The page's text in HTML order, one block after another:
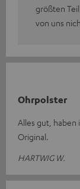
größten
von uns
Ohrpolster
Alles gut, haben
Original.
HARTWIG W.